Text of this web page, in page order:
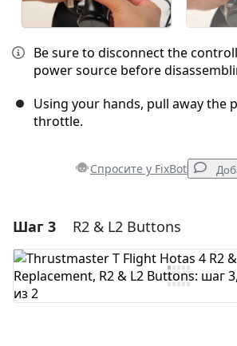
Be sure to disconnect the
power source before
Using your hands, pull away the
throttle.
Спросите у FixBot
Добавить комментарий
Добавить комментарий
Шаг 3 R2 & L2 Buttons